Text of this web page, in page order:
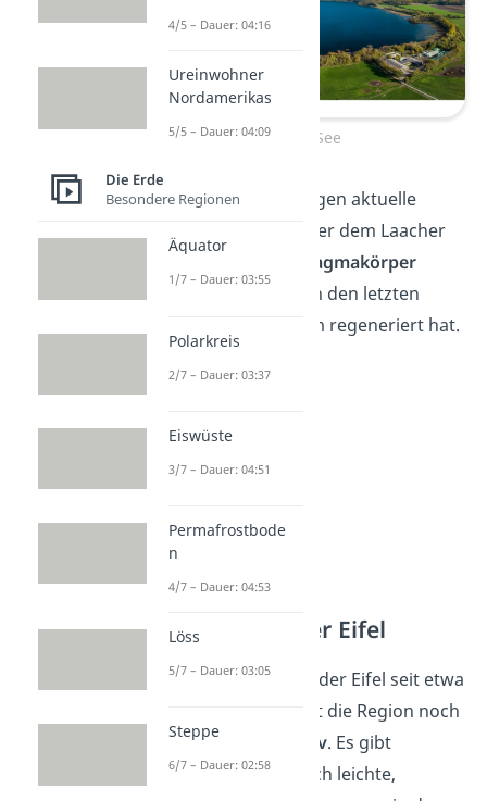
Laacher See
Interessanterweise zeigen aktuelle
Forschungen, dass unter dem Laacher
See immer noch ein
Magmakörper
schlummert, der sich in den letzten
Jahrtausenden langsam regeneriert hat.
Die geologische
Überwachung der Eifel
Obwohl die Vulkane in der Eifel seit etwa
11.000 Jahren ruhen, ist die Region noch
immergeologisch aktiv. Es gibt
regelmäßige, wenn auch leichte,
4/5 – Dauer: 04:16
Ureinwohner
Nordamerikas
5/5 – Dauer: 04:09
Die Erde
Besondere Regionen
Äquator
1/7 – Dauer: 03:55
Polarkreis
2/7 – Dauer: 03:37
Eiswüste
3/7 – Dauer: 04:51
Permafrostbode
n
4/7 – Dauer: 04:53
Löss
5/7 – Dauer: 03:05
Steppe
6/7 – Dauer: 02:58